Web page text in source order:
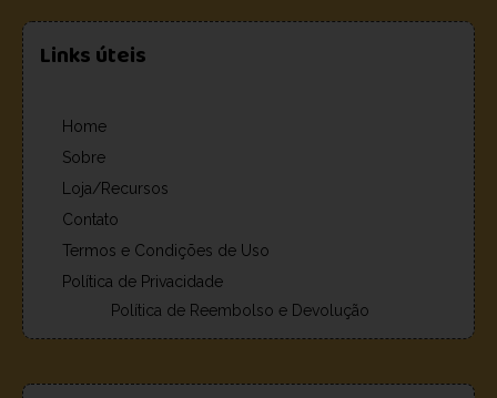
Links úteis
Home
Sobre
Loja/Recursos
Contato
Termos e Condições de Uso
Política de Privacidade
Política de Reembolso e Devolução